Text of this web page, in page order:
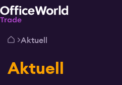
Aktuell
Aktuell